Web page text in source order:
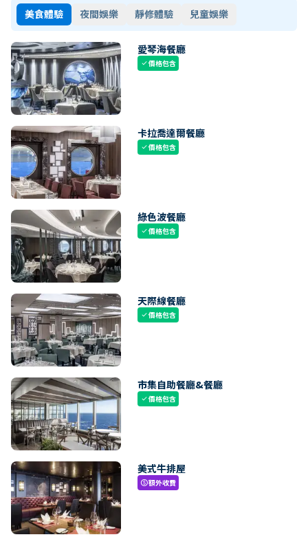
美食體驗 夜間娛樂 靜修體驗 兒童娛樂
愛琴海餐廳
check價格包含
卡拉喬達爾餐廳
check價格包含
綠色波餐廳
check價格包含
天際線餐廳
check價格包含
市集自助餐廳&餐廳
check價格包含
美式牛排屋
paid額外收費